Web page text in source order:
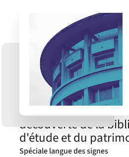
découverte de la
d'étude et du
Spéciale langue des signes